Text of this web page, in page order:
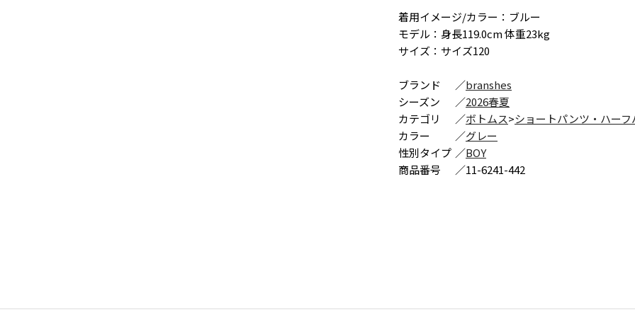
着用イメージ/カラー：ブルー
モデル：身長119.0cm 体重23kg
サイズ：サイズ120
ブランド ／branshes
シーズン
／2026春夏
カテゴリ
／ボトムス>ショートパンツ・ハー
カラー
／グレー
性別タイプ ／BOY
商品番号
／11-6241-442